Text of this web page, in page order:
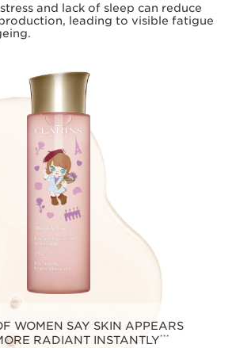
and lack of sleep can reduce
leading to visible fatigue
WOMEN SAY SKIN APPEARS
RADIANT INSTANTLY***